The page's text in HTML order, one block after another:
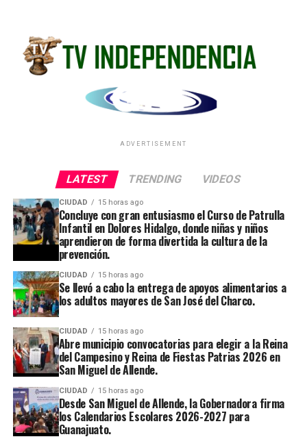
ADVERTISEMENT
LATEST TRENDING VIDEOS
CIUDAD 15 horas ago
Concluye con gran entusiasmo el Curso de Patrulla
Infantil en Dolores Hidalgo, donde niñas y niños
aprendieron de forma divertida la cultura de la
prevención.
CIUDAD 15 horas ago
Se llevó a cabo la entrega de apoyos alimentarios a
los adultos mayores de San José del Charco.
CIUDAD 15 horas ago
Abre municipio convocatorias para elegir a la Reina
del Campesino y Reina de Fiestas Patrias 2026 en
San Miguel de Allende.
CIUDAD 15 horas ago
Desde San Miguel de Allende, la Gobernadora firma
los Calendarios Escolares 2026-2027 para
Guanajuato.